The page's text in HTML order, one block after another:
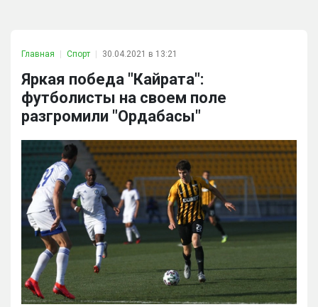
Главная Спорт 30.04.2021 в 13:21
Яркая победа "Кайрата":
футболисты на своем поле
разгромили "Ордабасы"